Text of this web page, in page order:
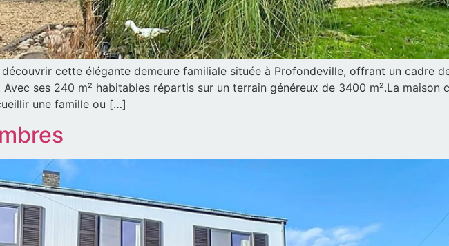
cette élégante demeure familiale située à Profondeville, offrant un cadre
ses 240 m² habitables répartis sur un terrain généreux de 3400 m².La maison
une famille ou […]